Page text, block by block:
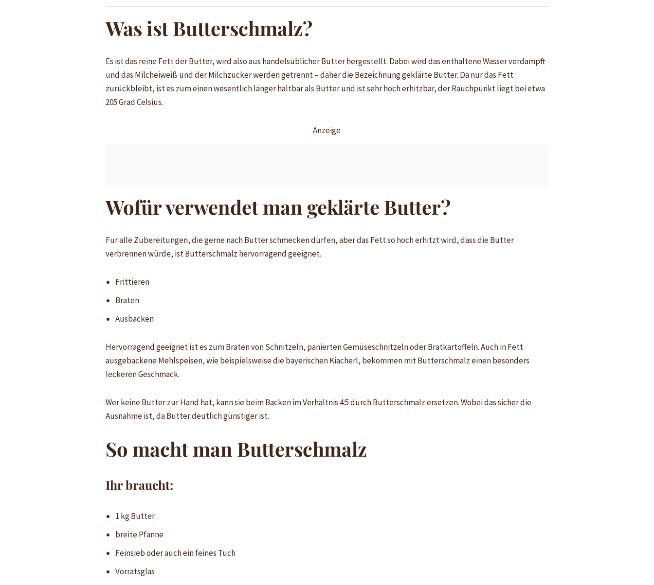
Was ist Butterschmalz?
Es ist das reine Fett der Butter, wird also aus handelsüblicher Butter hergestellt. Dabei wird das enthaltene Wasser verdampft
und das Milcheiweiß und der Milchzucker werden getrennt – daher die Bezeichnung geklärte Butter. Da nur das Fett
zurückbleibt, ist es zum einen wesentlich länger haltbar als Butter und ist sehr hoch erhitzbar, der Rauchpunkt liegt bei etwa
205 Grad Celsius.
Anzeige
Wofür verwendet man geklärte Butter?
Für alle Zubereitungen, die gerne nach Butter schmecken dürfen, aber das Fett so hoch erhitzt wird, dass die Butter
verbrennen würde, ist Butterschmalz hervorragend geeignet.
Frittieren
Braten
Ausbacken
Hervorragend geeignet ist es zum Braten von Schnitzeln, panierten Gemüseschnitzeln oder Bratkartoffeln. Auch in Fett
ausgebackene Mehlspeisen, wie beispielsweise die bayerischen Kiacherl, bekommen mit Butterschmalz einen besonders
leckeren Geschmack.
Wer keine Butter zur Hand hat, kann sie beim Backen im Verhältnis 4:5 durch Butterschmalz ersetzen. Wobei das sicher die
Ausnahme ist, da Butter deutlich günstiger ist.
So macht man Butterschmalz
Ihr braucht:
1 kg Butter
breite Pfanne
Feinsieb oder auch ein feines Tuch
Vorratsglas